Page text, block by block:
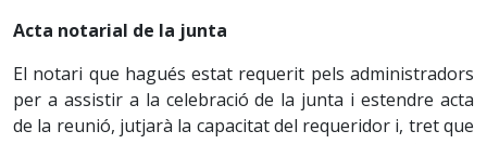
Acta notarial de la junta
El notari que hagués estat requerit pels administradors
per a assistir a la celebració de la junta i estendre acta
de la reunió, jutjarà la capacitat del requeridor i, tret que